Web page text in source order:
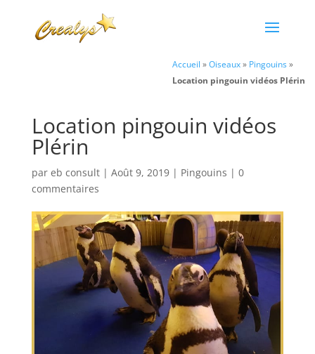
Accueil »Oiseaux» Pingouins»
Location pingouin vidéos Plérin
Location pingouin vidéos
Plérin
par eb consult| Août 9, 2019| Pingouins | 0
commentaires